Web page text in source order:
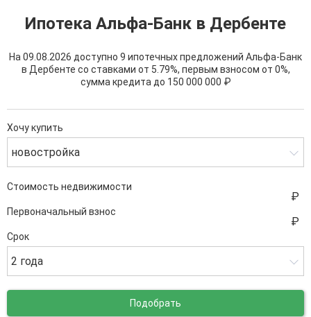
Ипотека Альфа-Банк в Дербенте
На 09.08.2026 доступно 9 ипотечных предложений Альфа-Банк
в Дербенте со ставками от 5.79%, первым взносом от 0%,
сумма кредита до 150 000 000 ₽
Хочу купить
новостройка
Стоимость недвижимости
Первоначальный взнос
Срок
2 года
Подобрать